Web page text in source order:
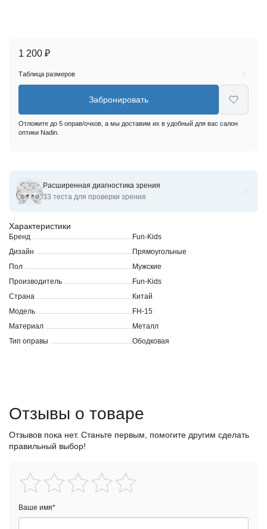
Оправы для очков корригирующих Fun-Kids FH-15
Характеристики
Бренд
Fun-Kids
Дизайн
Прямоугольные
Пол
Мужские
Производитель
Fun-Kids
Страна
Китай
Модель
FH-15
Материал
Металл
Тип оправы
Ободковая
1 200 ₽
Таблица размеров
Забронировать
Отложите до 5 оправ/очков, а мы доставим их в удобный для вас салон
оптики Nadin.
Расширенная диагностика зрения
33 теста для проверки зрения
Отзывы о товаре
Отзывов пока нет. Станьте первым, помогите другим сделать
правильный выбор!
Ваше имя*